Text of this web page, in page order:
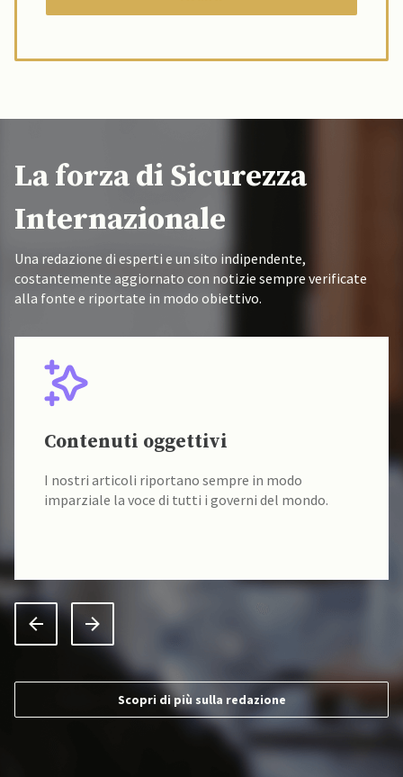
La forza di Sicurezza
Internazionale
Una redazione di esperti e un sito indipendente,
costantemente aggiornato con notizie sempre verificate
alla fonte e riportate in modo obiettivo.
Contenuti oggettivi
I nostri articoli riportano sempre in modo
imparziale la voce di tutti i governi del mondo.
Scopri di più sulla redazione